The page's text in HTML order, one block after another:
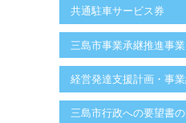
共通駐車サービス券
三島市事業承継推進事業
経営発達支援計画・事
三島市行政への要望書